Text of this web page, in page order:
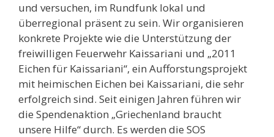
und versuchen, im Rundfunk lokal und
überregional präsent zu sein. Wir organisieren
konkrete Projekte wie die Unterstützung der
freiwilligen Feuerwehr Kaissariani und „2011
Eichen für Kaissariani“, ein Aufforstungsprojekt
mit heimischen Eichen bei Kaissariani, die sehr
erfolgreich sind. Seit einigen Jahren führen wir
die Spendenaktion „Griechenland braucht
unsere Hilfe“ durch. Es werden die SOS